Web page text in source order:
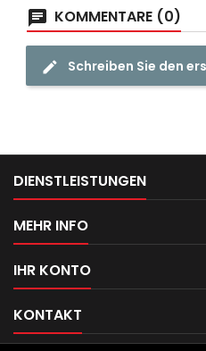
KOMMENTARE (0)
Schreiben Sie den
DIENSTLEISTUNGEN
MEHR INFO
IHR KONTO
KONTAKT